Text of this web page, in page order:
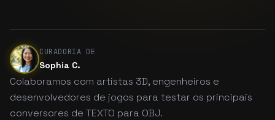
CURADORIA DE
Sophia C.
Colaboramos com artistas 3D, engenheiros e
desenvolvedores de jogos para testar os principais
conversores de TEXTO para OBJ.